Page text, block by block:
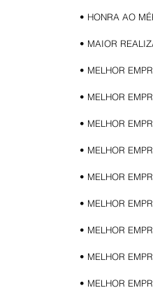
• HONRA AO
• MAIOR
• MELHOR
• MELHOR
• MELHOR
• MELHOR
• MELHOR
• MELHOR
• MELHOR
• MELHOR
• MELHOR